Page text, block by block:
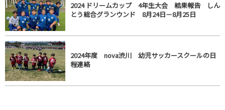
2024 ドリームカップ 4年生大会 結果報告 しん
とう総合グランウンド 8月24日－8月25日
2024年度 nova渋川 幼児サッカースクールの日
程連絡